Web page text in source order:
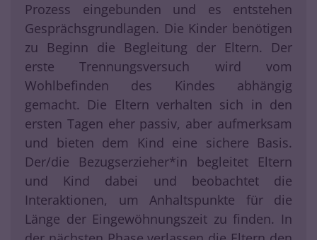
Prozess eingebunden und es entstehen
Gesprächsgrundlagen. Die Kinder benötigen
zu Beginn die Begleitung der Eltern. Der
erste Trennungsversuch wird vom
Wohlbefinden des Kindes abhängig
gemacht. Die Eltern verhalten sich in den
ersten Tagen eher passiv, aber aufmerksam
und bieten dem Kind eine sichere Basis.
Der/die Bezugserzieher*in begleitet Eltern
und Kind dabei und beobachtet die
Interaktionen, um Anhaltspunkte für die
Länge der Eingewöhnungszeit zu finden. In